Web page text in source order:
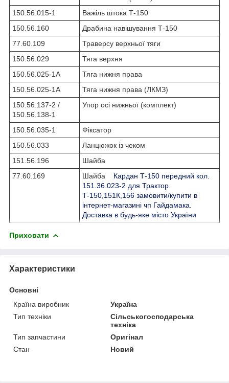
150.56.015-1
Важіль штока Т-150
150.56.160
Драбина навішування Т-150
77.60.109
Траверсу верхньої тяги
150.56.029
Тяга верхня
150.56.025-1А
Тяга нижня права
150.56.025-1А
Тяга нижня права (ЛКМЗ)
150.56.137-2 /
150.56.138-1
Упор осі нижньої (комплект)
150.56.035-1
Фіксатор
150.56.033
Ланцюжок із чеком
151.56.196
Шайба
77.60.169
Шайба Кардан Т-150 передний кол.
151.36.023-2 для Трактор
Т-150,151К,156 замовити/купити в
інтернет-магазині чп Гайдамака.
Доставка в будь-яке місто України
Приховати
Характеристики
Основні
Країна виробник
Україна
Тип техніки
Сільськогосподарська
техніка
Тип запчастини
Оригінал
Стан
Новий